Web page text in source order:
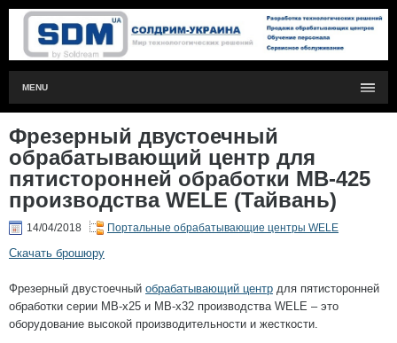
MENU
Фрезерный двустоечный
обрабатывающий центр для
пятисторонней обработки MB-425
производства WELE (Тайвань)
14/04/2018 Портальные обрабатывающие центры WELE
Скачать брошюру
Фрезерный двустоечный обрабатывающий центр для пятисторонней
обработки серии MB-x25 и MB-x32 производства WELE – это
оборудование высокой производительности и жесткости.